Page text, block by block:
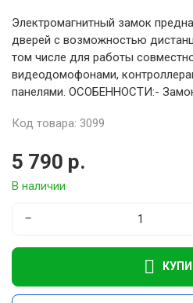
Электромагнитный замок
дверей с возможностью
том числе для работы
видеодомофонами,
панелями. ОСОБЕННОСТИ:- Замок
Код товара: 3099
5 790 р.
В наличии
−